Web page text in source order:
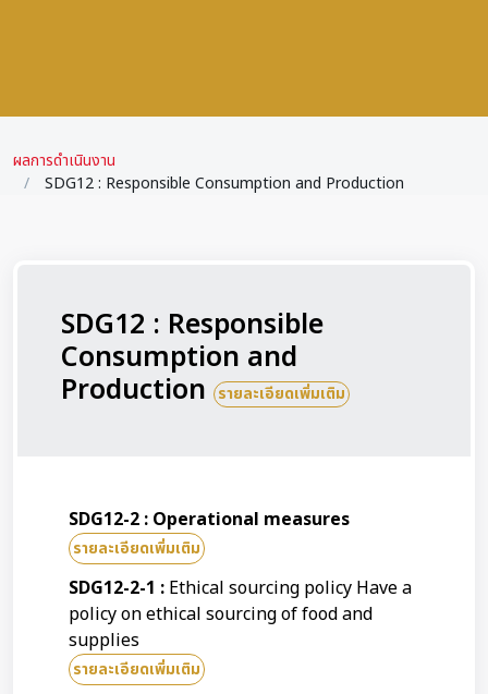
ผลการดำเนินงาน
SDG12 : Responsible Consumption and Production
SDG12 : Responsible
Consumption and
Production รายละเอียดเพิ่มเติม
SDG12-2 : Operational measures
รายละเอียดเพิ่มเติม
SDG12-2-1 : Ethical sourcing policy Have a
policy on ethical sourcing of food and
supplies
รายละเอียดเพิ่มเติม